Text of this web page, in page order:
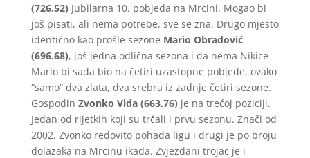
(726.52) Jubilarna 10. pobjeda na Mrcini. Mogao bi
još pisati, ali nema potrebe, sve se zna. Drugo mjesto
identično kao prošle sezone Mario Obradović
(696.68), još jedna odlična sezona i da nema Nikice
Mario bi sada bio na četiri uzastopne pobjede, ovako
“samo” dva zlata, dva srebra iz zadnje četiri sezone.
Gospodin Zvonko Vida (663.76) je na trećoj poziciji.
Jedan od rijetkih koji su trčali i prvu sezonu. Znači od
2002. Zvonko redovito pohađa ligu i drugi je po broju
dolazaka na Mrcinu ikada. Zvjezdani trojac je i